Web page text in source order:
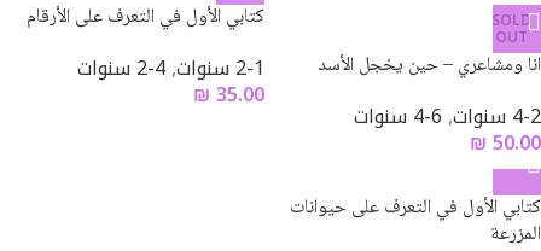
SOLD
OUT
انا ومشاعري – حين يخجل الأسد
4-2 سنوات ,6-4 سنوات
₪50.00
كتابي الأول في التعرف على الأرقام
2-1 سنوات ,4-2 سنوات
₪35.00
كتابي الأول في التعرف على حيوانات
المزرعة